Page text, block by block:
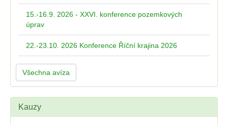
15.-16.9. 2026 - XXVI. konference pozemkových
úprav
22.-23.10. 2026 Konference Říční krajina 2026
Všechna avíza
Kauzy